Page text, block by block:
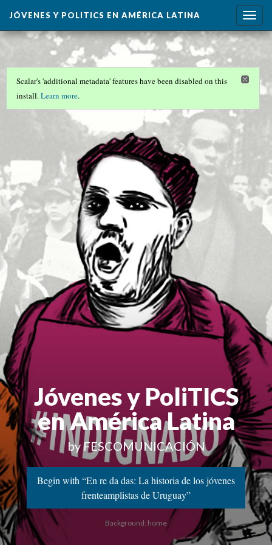
JÓVENES Y POLITICS EN AMÉRICA LATINA
Scalar's 'additional metadata' features have been disabled on this
install.Learn more.
Jóvenes y PoliTICS
en América Latina
by FESCOMUNICACIÓN
Begin with “En re da das: La historia de los jóvenes
frenteamplistas de Uruguay”
Background: home